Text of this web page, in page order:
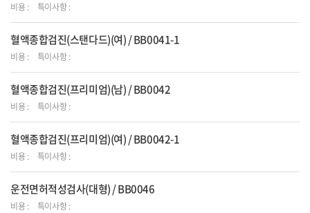
비용 : 특이사항 :
혈액종합검진(스탠다드)(여) / BB0041-1
비용 : 특이사항 :
혈액종합검진(프리미엄)(남) / BB0042
비용 : 특이사항 :
혈액종합검진(프리미엄)(여) / BB0042-1
비용 : 특이사항 :
운전면허적성검사(대형) / BB0046
비용 : 특이사항 :